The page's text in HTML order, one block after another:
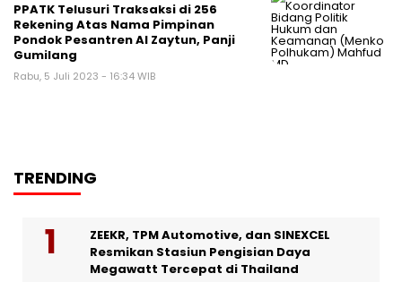
PPATK Telusuri Traksaksi di 256
Rekening Atas Nama Pimpinan
Pondok Pesantren Al Zaytun, Panji
Gumilang
Rabu, 5 Juli 2023 - 16:34 WIB
TRENDING
ZEEKR, TPM Automotive, dan SINEXCEL
Resmikan Stasiun Pengisian Daya
Megawatt Tercepat di Thailand